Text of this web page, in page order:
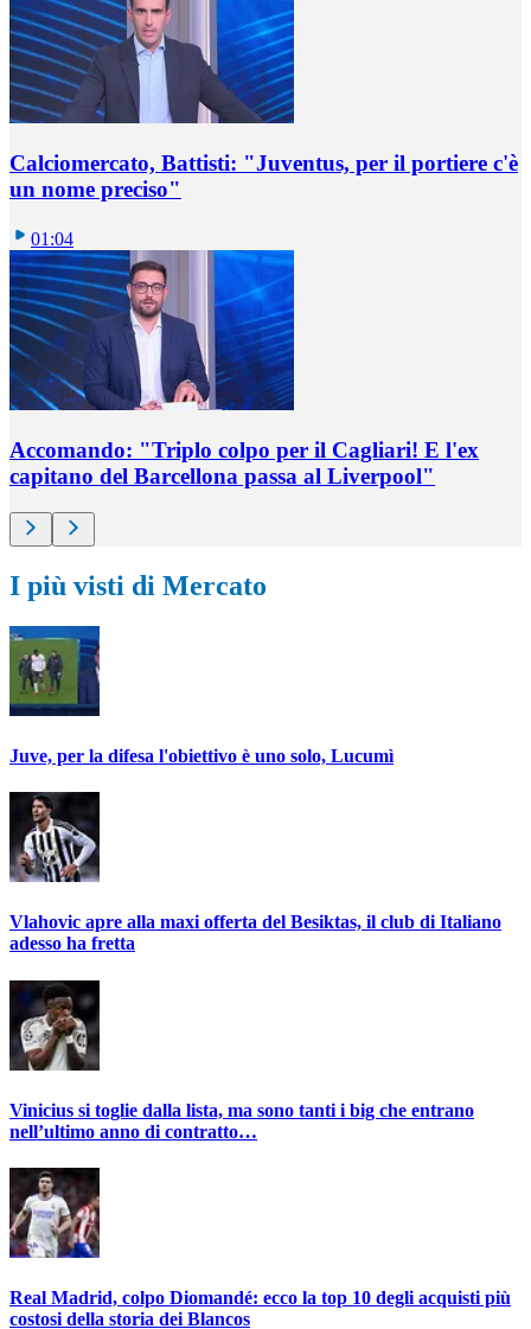
Calciomercato, Battisti: "Juventus, per il portiere c'è
un nome preciso"
01:04
Accomando: "Triplo colpo per il Cagliari! E l'ex
capitano del Barcellona passa al Liverpool"
I più visti di Mercato
Juve, per la difesa l'obiettivo è uno solo, Lucumì
Vlahovic apre alla maxi offerta del Besiktas, il club di Italiano
adesso ha fretta
Vinicius si toglie dalla lista, ma sono tanti i big che entrano
nell’ultimo anno di contratto…
Real Madrid, colpo Diomandé: ecco la top 10 degli acquisti più
costosi della storia dei Blancos